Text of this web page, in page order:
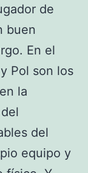
de
buen
En el
Pol son los
la
del
equipo y